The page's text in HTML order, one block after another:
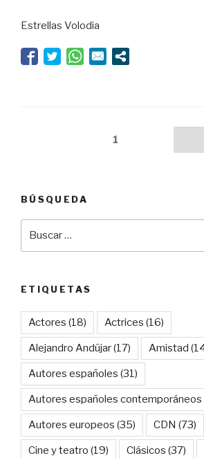
Estrellas Volodia
1
BÚSQUEDA
ETIQUETAS
Actores (18) Actrices (16)
Alejandro Andújar(17) Amistad
Autores españoles (31)
Autores españoles contemporáneos
Autores europeos (35) CDN (73)
Cine y teatro (19) Clásicos (37)